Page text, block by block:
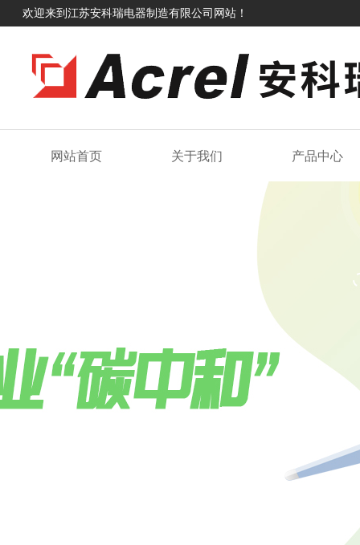
欢迎来到江苏安科瑞电器制造有限公司网站！
网站首页 关于我们 产品中心